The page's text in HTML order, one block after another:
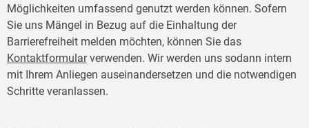
Möglichkeiten umfassend genutzt werden können. Sofern
Sie uns Mängel in Bezug auf die Einhaltung der
Barrierefreiheit melden möchten, können Sie das
Kontaktformularverwenden. Wir werden uns sodann intern
mit Ihrem Anliegen auseinandersetzen und die notwendigen
Schritte veranlassen.